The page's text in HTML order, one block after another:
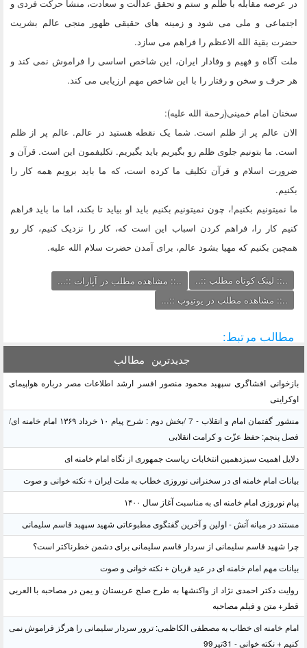
در عرصه مقابله با ظلم و ستم و تحقق عدالت و سعادت، منشا حرکت فردی و
اجتماعی و ملی می شود و زمینه های حقیقی ظهور منجی عالم بشریت
حضرت بقیة الله الاعظم را فراهم می سازد.
ملت آگاه و فهیم و وفادار ایران، این شاخص اساسی را فراموش نمی کند و
هر حرف و سخن و رفتار را با این شاخص مهم ارزیابی می کند.
سخنان امام خمینی(رحمة الله علیه):
الان عالم پر از ظلم است. شما یک نقطه هستید در عالم. عالم پر از ظلم
است. ما بتونیم جلوی ظلم رو بگیریم باید بگیریم. تکلیفمون این است. قرآن و
ضرورت اسلام و قرآن تکلیف ما کرده است، که ما باید برویم همه کار را
بکنیم.
ما نمیتونیم بکنیم!، چون نمیتونیم بکنیم باید او بیاید تا بکند، اما ما باید فراهم
کنیم کار را، فراهم کردن اسباب این است که، کار را نزدیک کنیم، کار رو
همچین بکنیم که مهیا بشود عالم، برای آمدن حضرت سلام الله علیه.
..:: لینک کوتاه مطلب ::..
..:: مشاهده مطلب در آپارات ::...
..:: مشاهده مطلب در یوتیوب ::...
مطالب مرتبط:
جدیدترین مطالب
بازخوانی افشاگری سپهبد محمود منصور افسر ارشد اطلاعات مصر درباره هواپیمای
اوکراینی
منشور گفتمان امام و انقلاب - 7 /بخش دوم : شرح پیام ۱۰ خرداد ۱۳۶۹ امام خامنه ای/
فصل پنجم: حفظ عزّت و کرامت انقلابی
دلایل اهمیت سیزدهمین انتخابات ریاست جمهوری از نگاه امام خامنه ای
بیانات امام خامنه ای در سخنرانی نوروزی خطاب به ملت ایران + نکته خوانی و صوت
پیام نوروزی امام خامنه ای به مناسبت آغاز سال ۱۴۰۰
مستند در میانه آتش - اولین و آخرین گفتگوی مطبوعاتی شهید سپهبد قاسم سلیمانی
چرا شهید قاسم سلیمانی از سردار قاسم سلیمانی برای دشمن خطرناکتر است؟
بیانات مهم امام خامنه ای در عید قربان + نکته خوانی و صوت
روایت دکتر احمدی نژاد از واکنشها به طرح صلح عربستان و یمن در مصاحبه با العربی
قطر+ متن و فیلم مصاحبه
امام خامنه ای خطاب به مصطفی الکاظمی: ترور سردار سلیمانی را هرگز فراموش نمی
کنیم + نکته خوانی - 31تیر99